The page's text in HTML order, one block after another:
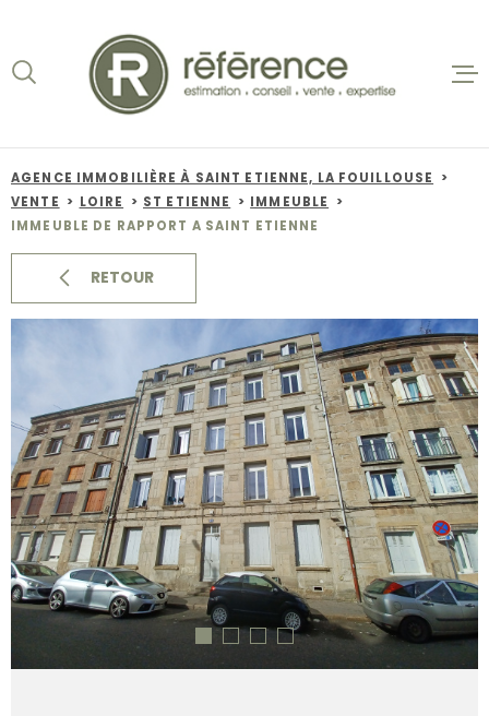
la
recherche
menu
principal
contenu
ACCUEIL
VENTES
NOS
ALERTE
CONTACT
AGENCE IMMOBILIÈRE À SAINT ETIENNE, LA FOUILLOUSE
VENTE
LOIRE ST ETIENNE
IMMEUBLE
IMMEUBLE DE RAPPORT A SAINT ETIENNE
RETOUR